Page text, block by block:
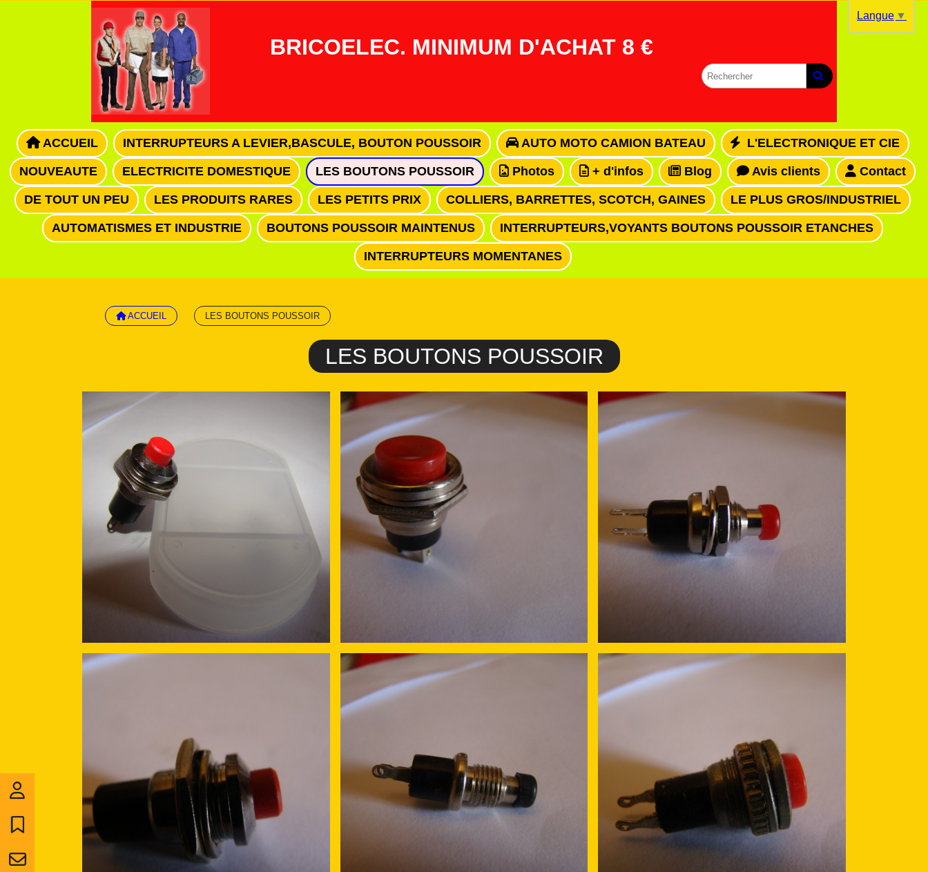
BRICOELEC. MINIMUM D'ACHAT 8 €
ACCUEIL INTERRUPTEURS A LEVIER,BASCULE, BOUTON POUSSOIR AUTO MOTO CAMION BATEAU L'ELECTRONIQUE ET CIE
NOUVEAUTE ELECTRICITE DOMESTIQUE LES BOUTONS POUSSOIR Photos + d'infos Blog Avis clients Contact
DE TOUT UN PEU LES PRODUITS RARES LES PETITS PRIX COLLIERS, BARRETTES, SCOTCH, GAINES LE PLUS GROS/INDUSTRIEL
AUTOMATISMES ET INDUSTRIE BOUTONS POUSSOIR MAINTENUS INTERRUPTEURS,VOYANTS BOUTONS POUSSOIR ETANCHES
INTERRUPTEURS MOMENTANES
ACCUEIL LES BOUTONS POUSSOIR
LES BOUTONS POUSSOIR
Langue ▼